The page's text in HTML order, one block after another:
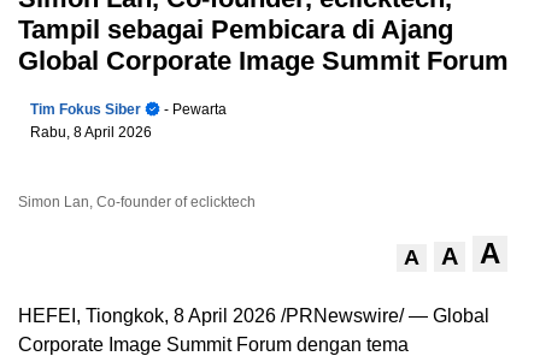
Tampil sebagai Pembicara di Ajang
Global Corporate Image Summit Forum
Tim Fokus Siber
- Pewarta
Rabu, 8 April 2026
Simon Lan, Co-founder of eclicktech
A A A
HEFEI, Tiongkok, 8 April 2026 /PRNewswire/ — Global
Corporate Image Summit Forum dengan tema